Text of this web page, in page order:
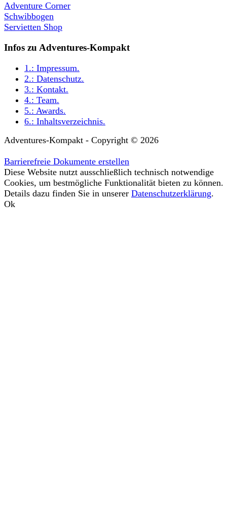
Adventure Corner
Schwibbogen
Servietten Shop
Infos zu Adventures-Kompakt
1.: Impressum.
2.: Datenschutz.
3.: Kontakt.
4.: Team.
5.: Awards.
6.: Inhaltsverzeichnis.
Adventures-Kompakt - Copyright © 2026
Barrierefreie Dokumente erstellen
Diese Website nutzt ausschließlich technisch notwendige
Cookies, um bestmögliche Funktionalität bieten zu können.
Details dazu finden Sie in unserer Datenschutzerklärung.
Ok